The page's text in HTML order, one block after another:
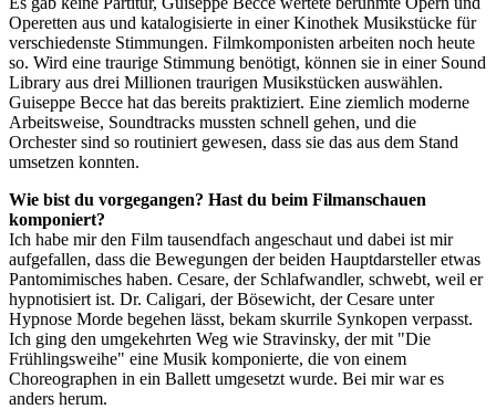
Operetten aus und katalogisierte in einer Kinothek Musikstücke für
verschiedenste Stimmungen. Filmkomponisten arbeiten noch heute
so. Wird eine traurige Stimmung benötigt, können sie in einer Sound
Library aus drei Millionen traurigen Musikstücken auswählen.
Guiseppe Becce hat das bereits praktiziert. Eine ziemlich moderne
Arbeitsweise, Soundtracks mussten schnell gehen, und die
Orchester sind so routiniert gewesen, dass sie das aus dem Stand
umsetzen konnten.
Wie bist du vorgegangen? Hast du beim Filmanschauen
komponiert?
Ich habe mir den Film tausendfach angeschaut und dabei ist mir
aufgefallen, dass die Bewegungen der beiden Hauptdarsteller etwas
Pantomimisches haben. Cesare, der Schlafwandler, schwebt, weil er
hypnotisiert ist. Dr. Caligari, der Bösewicht, der Cesare unter
Hypnose Morde begehen lässt, bekam skurrile Synkopen verpasst.
Ich ging den umgekehrten Weg wie Stravinsky, der mit "Die
Frühlingsweihe" eine Musik komponierte, die von einem
Choreographen in ein Ballett umgesetzt wurde. Bei mir war es
anders herum.